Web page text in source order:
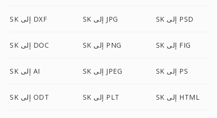
SK إلى DXF SK إلى JPG SK إلى PSD
SK إلى DOC SK إلى PNG SK إلى FIG
SK إلى AI SK إلى JPEG SK إلى PS
SK إلى ODT SK إلى PLT SK إلى HTML